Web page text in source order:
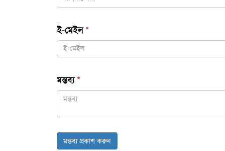
ই-মেইল*
মন্তব্য*
মন্তব্য প্রকাশ করুন